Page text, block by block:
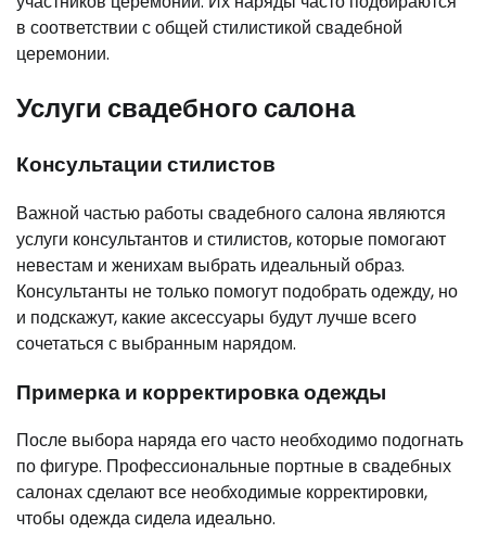
в соответствии с общей стилистикой свадебной
церемонии.
Услуги свадебного салона
Консультации стилистов
Важной частью работы свадебного салона являются
услуги консультантов и стилистов, которые помогают
невестам и женихам выбрать идеальный образ.
Консультанты не только помогут подобрать одежду, но
и подскажут, какие аксессуары будут лучше всего
сочетаться с выбранным нарядом.
Примерка и корректировка одежды
После выбора наряда его часто необходимо подогнать
по фигуре. Профессиональные портные в свадебных
салонах сделают все необходимые корректировки,
чтобы одежда сидела идеально.